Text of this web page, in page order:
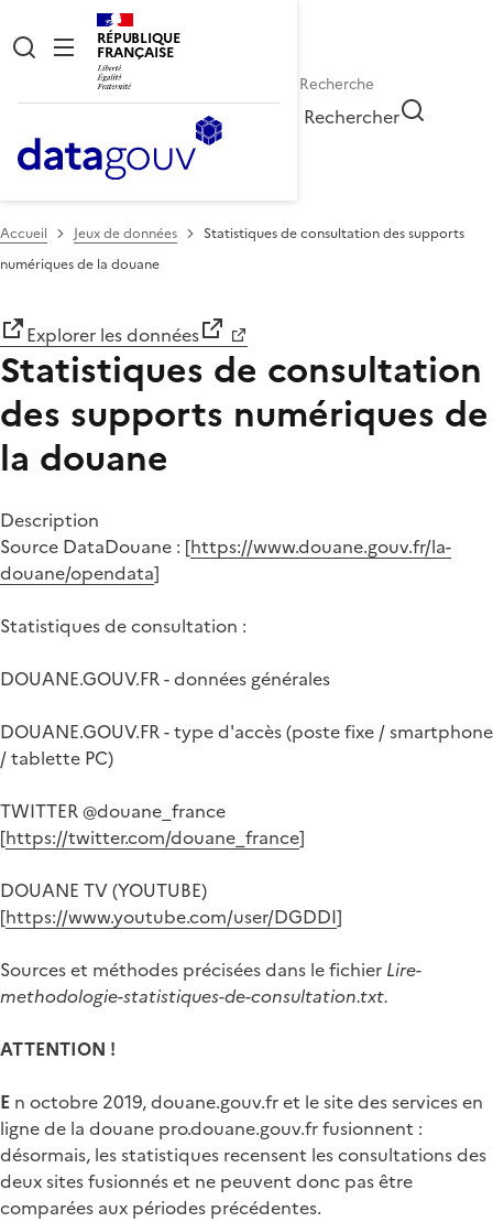
RÉPUBLIQUE
FRANÇAISE
Rechercher
Accueil Jeux de données
Statistiques de consultation des supports
numériques de la douane
Explorer les données
Statistiques de consultation
des supports numériques de
la douane
Description
Source DataDouane : [https://www.douane.gouv.fr/la-
douane/opendata]
Statistiques de consultation :
DOUANE.GOUV.FR - données générales
DOUANE.GOUV.FR - type d'accès (poste fixe / smartphone
/ tablette PC)
TWITTER @douane_france
[https://twitter.com/douane_france]
DOUANE TV (YOUTUBE)
[https://www.youtube.com/user/DGDDI]
Sources et méthodes précisées dans le fichier Lire-
methodologie-statistiques-de-consultation.txt.
ATTENTION !
E n octobre 2019, douane.gouv.fr et le site des services en
ligne de la douane pro.douane.gouv.fr fusionnent :
désormais, les statistiques recensent les consultations des
deux sites fusionnés et ne peuvent donc pas être
comparées aux périodes précédentes.